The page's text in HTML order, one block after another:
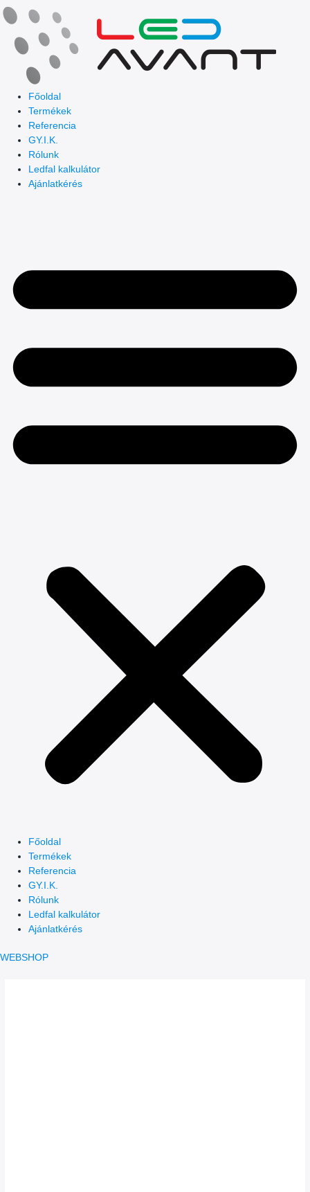
Skip
to
content
Főoldal
Termékek
Referencia
GY.I.K.
Rólunk
Ledfal kalkulátor
Ajánlatkérés
Főoldal
Termékek
Referencia
GY.I.K.
Rólunk
Ledfal kalkulátor
Ajánlatkérés
WEBSHOP